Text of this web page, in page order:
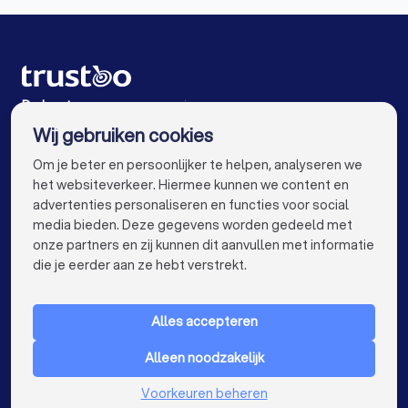
Meubelmakers in Valkenburg (LI)
Klusjesmannen in Valkenburg (LI)
Aannemers in Tilburg
Aannemers in Almere
Aannemers in Breda
Aannemers in Nijmegen
Aannemers in Haarlem
Aannemers in Arnhem
Aannemers in Amersfoort
Aannemers in Apeldoorn
Aannemers in Den Bosch
Aannemers in Zoetermeer
Aannemers bij jou in de buurt
De beste aannemers voor jou
VOOR PARTICULIEREN keyboard_arrow_down
Nederland
Wij gebruiken cookies
Om je beter en persoonlijker te helpen, analyseren we
het websiteverkeer. Hiermee kunnen we content en
advertenties personaliseren en functies voor social
media bieden. Deze gegevens worden gedeeld met
onze partners en zij kunnen dit aanvullen met informatie
die je eerder aan ze hebt verstrekt.
Alles accepteren
Alleen noodzakelijk
Voorkeuren beheren